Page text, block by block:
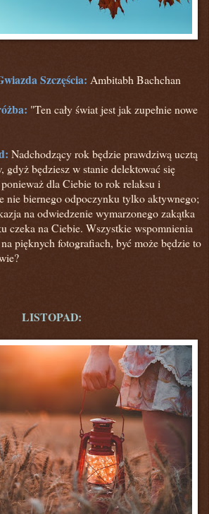
Szczęścia: Ambitabh Bachchan
"Ten cały świat jest jak zupełnie nowe
Nadchodzący rok będzie prawdziwą ucztą
gdyż będziesz w stanie delektować się
dla Ciebie to rok relaksu i
nie biernego odpoczynku tylko aktywnego;
na odwiedzenie wymarzonego zakątka
czeka na Ciebie. Wszystkie wspomnienia
pięknych fotografiach, być może będzie to
LISTOPAD: